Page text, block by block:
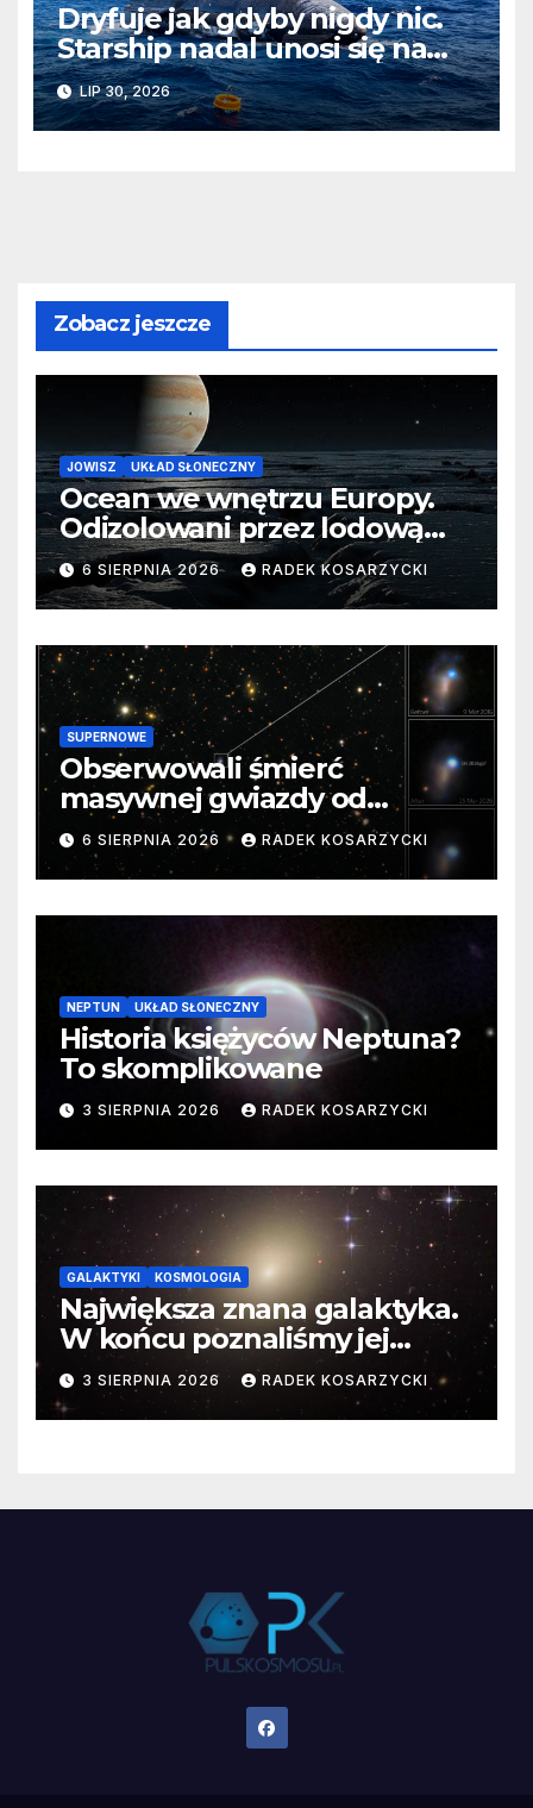
Dryfuje jak gdyby nigdy nic.
Starship nadal unosi się na
wodach Oceanu Indyjskiego
LIP 30, 2026
Zobacz jeszcze
JOWISZ UKŁAD SŁONECZNY
Ocean we wnętrzu Europy.
Odizolowani przez lodową
barierę
6 SIERPNIA 2026 RADEK KOSARZYCKI
SUPERNOWE
Obserwowali śmierć
masywnej gwiazdy od
samego początku. Niezwykle
cenne dane
6 SIERPNIA 2026 RADEK KOSARZYCKI
NEPTUN UKŁAD SŁONECZNY
Historia księżyców Neptuna?
To skomplikowane
3 SIERPNIA 2026 RADEK KOSARZYCKI
GALAKTYKI KOSMOLOGIA
Największa znana galaktyka.
W końcu poznaliśmy jej
faktyczne wymiary
3 SIERPNIA 2026 RADEK KOSARZYCKI